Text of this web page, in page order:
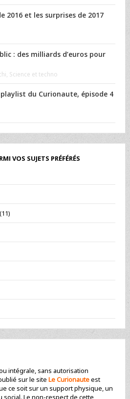
2016 et les surprises de 2017
: des milliards d’euros pour
, Science et techno
du Curionaute, épisode 4
VOS SUJETS PRÉFÉRÉS
(11)
intégrale, sans autorisation
sur le site Le Curionauteest
ce soit sur un support physique, un
Le non-respect de cette